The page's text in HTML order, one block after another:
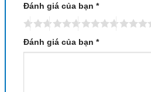
Đánh giá của bạn *
Đánh giá của bạn *